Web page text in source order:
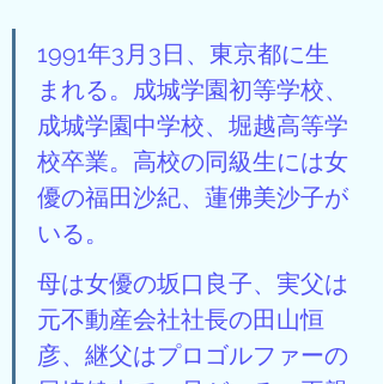
1991年3月3日、東京都に生
まれる。成城学園初等学校、
成城学園中学校、堀越高等学
校卒業。高校の同級生には女
優の福田沙紀、蓮佛美沙子が
いる。
母は女優の坂口良子、実父は
元不動産会社社長の田山恒
彦、継父はプロゴルファーの